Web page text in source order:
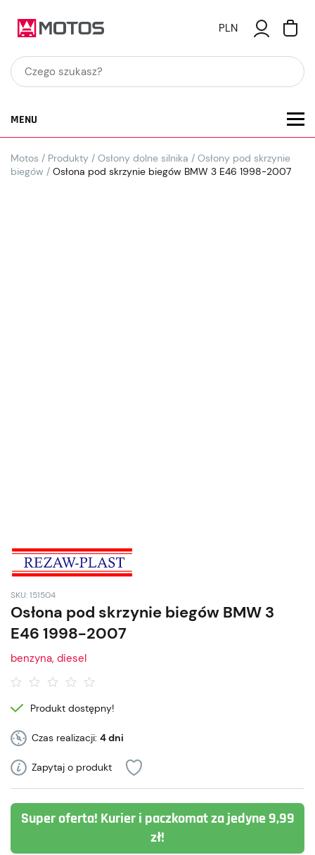
PLN
MENU
Motos / Produkty / Osłony dolne silnika / Osłony pod skrzynie
biegów / Osłona pod skrzynie biegów BMW 3 E46 1998-2007
SKU: 151504
Osłona pod skrzynie biegów BMW 3
E46 1998-2007
benzyna, diesel
Produkt dostępny!
Czas realizacji: 4 dni
Zapytaj o produkt
Super oferta! Kurier i paczkomat za jedyne 9,99
zł!